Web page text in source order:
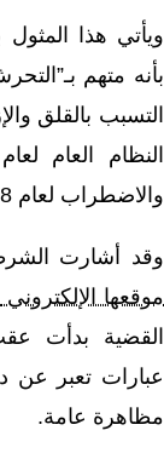
ويأتي هذا
بأنه متهم
التسبب بالقلق
والاضطراب لعام 1998.
وقد أشارت
موقعها الإلكتروني
القضية بدأت
مظاهرة عامة.